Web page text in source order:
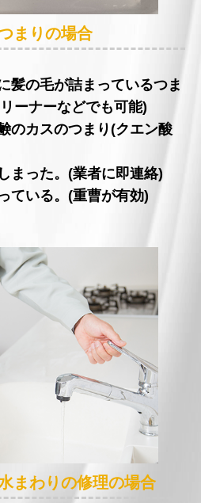
まりの場合
髪の毛が詰まっているつま
ーナーなどでも可能)
のカスのつまり(クエン酸
まった。(業者に即連絡)
ている。(重曹が有効)
まわりの修理の場合